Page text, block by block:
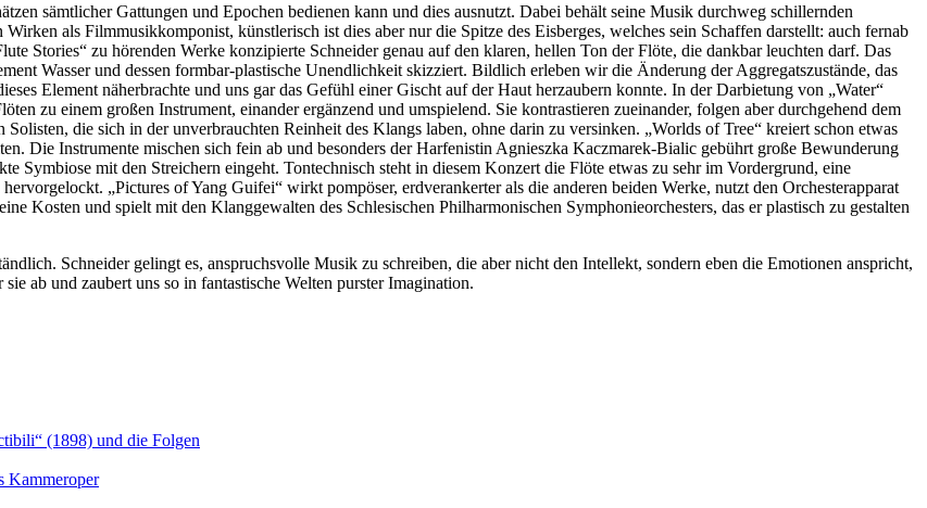
sämtlicher Gattungen und Epochen bedienen kann und dies ausnutzt. Dabei behält seine Musik durchweg schillernden
als Filmmusikkomponist, künstlerisch ist dies aber nur die Spitze des Eisberges, welches sein Schaffen darstellt: auch fernab
Stories“ zu hörenden Werke konzipierte Schneider genau auf den klaren, hellen Ton der Flöte, die dankbar leuchten darf. Das
Wasser und dessen formbar-plastische Unendlichkeit skizziert. Bildlich erleben wir die Änderung der Aggregatszustände, das
Element näherbrachte und uns gar das Gefühl einer Gischt auf der Haut herzaubern konnte. In der Darbietung von „Water“
zu einem großen Instrument, einander ergänzend und umspielend. Sie kontrastieren zueinander, folgen aber durchgehend dem
die sich in der unverbrauchten Reinheit des Klangs laben, ohne darin zu versinken. „Worlds of Tree“ kreiert schon etwas
Die Instrumente mischen sich fein ab und besonders der Harfenistin Agnieszka Kaczmarek-Bialic gebührt große Bewunderung
Symbiose mit den Streichern eingeht. Tontechnisch steht in diesem Konzert die Flöte etwas zu sehr im Vordergrund, eine
„Pictures of Yang Guifei“ wirkt pompöser, erdverankerter als die anderen beiden Werke, nutzt den Orchesterapparat
Kosten und spielt mit den Klanggewalten des Schlesischen Philharmonischen Symphonieorchesters, das er plastisch zu gestalten
Schneider gelingt es, anspruchsvolle Musik zu schreiben, die aber nicht den Intellekt, sondern eben die Emotionen anspricht,
ab und zaubert uns so in fantastische Welten purster Imagination.
(1898) und die Folgen
Kammeroper